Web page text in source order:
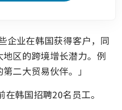
企业在韩国获得客户，同
区的跨境增长潜力。例
二大贸易伙伴。」
韩国招聘20名员工。